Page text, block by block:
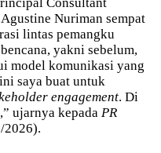
Nuriman sempat
lintas pemangku
yakni sebelum,
model komunikasi yang
saya buat untuk
engagement. Di
ujarnya kepada PR
2026).